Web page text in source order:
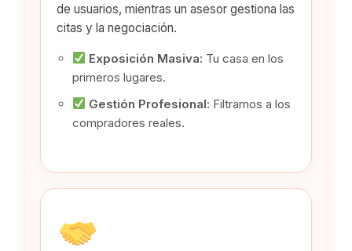
de usuarios, mientras un asesor gestiona las
citas y la negociación.
Exposición Masiva: Tu casa en los
primeros lugares.
Gestión Profesional: Filtramos a los
compradores reales.